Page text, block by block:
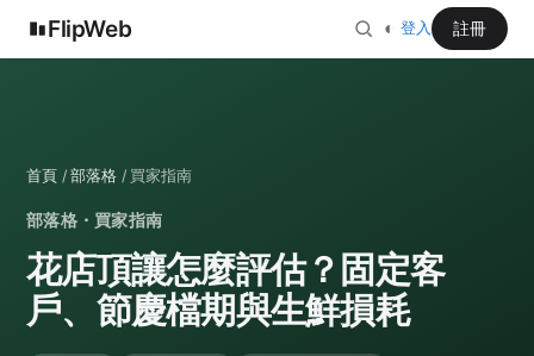
FlipWeb ◐ 登入 註冊
首頁/部落格/ 買家指南
部落格・買家指南
花店頂讓怎麼評估？固定客
戶、節慶檔期與生鮮損耗